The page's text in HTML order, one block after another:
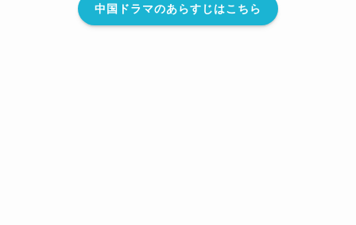
中国ドラマのあらすじはこちら